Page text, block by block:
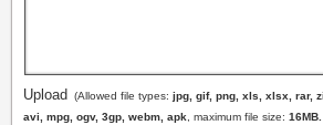
Upload (Allowed file types: jpg, gif, png, xls, xlsx, rar,
avi, mpg, ogv, 3gp, webm, apk , maximum file size: 16MB.